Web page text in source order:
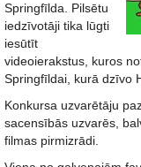
Springfīlda. Pilsētu
iedzīvotāji tika lūgti
iesūtīt
videoierakstus, kuros
Springfīldai, kurā dzīvo
Konkursa uzvarētāju
sacensībās uzvarēs,
filmas pirmizrādi.